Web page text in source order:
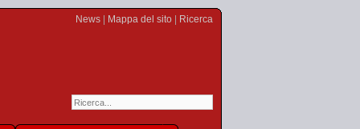
News Mappa del sito Ricerca